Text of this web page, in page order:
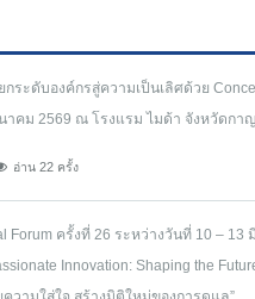
ระดับองค์กรสู่ความเป็นเลิศด้วย
าคม 2569 ณ โรงแรม ไมด้า จังหวัดกา
อ่าน 22 ครั้ง
Forum ครั้งที่ 26 ระหว่างวันที่ 10 – 13
Innovation: Shaping the